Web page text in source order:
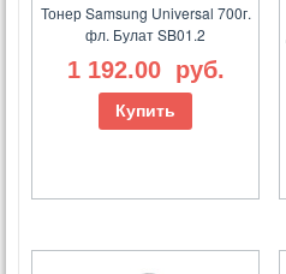
Тонер Samsung Universal 700г.
фл. Булат SB01.2
1 192.00 руб.
Купить